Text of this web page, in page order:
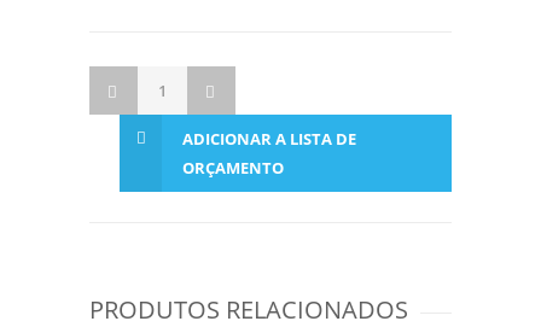
ADICIONAR A LISTA DE
ORÇAMENTO
PRODUTOS RELACIONADOS